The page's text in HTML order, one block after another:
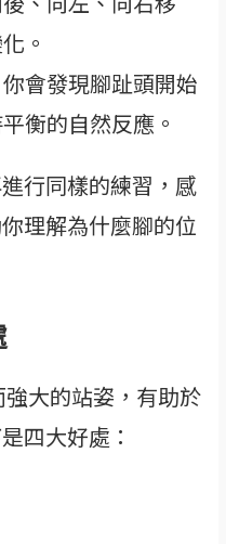
。
會發現腳趾頭開始
衡的自然反應。
行同樣的練習，感
理解為什麼腳的位
大的站姿，有助於
四大好處：